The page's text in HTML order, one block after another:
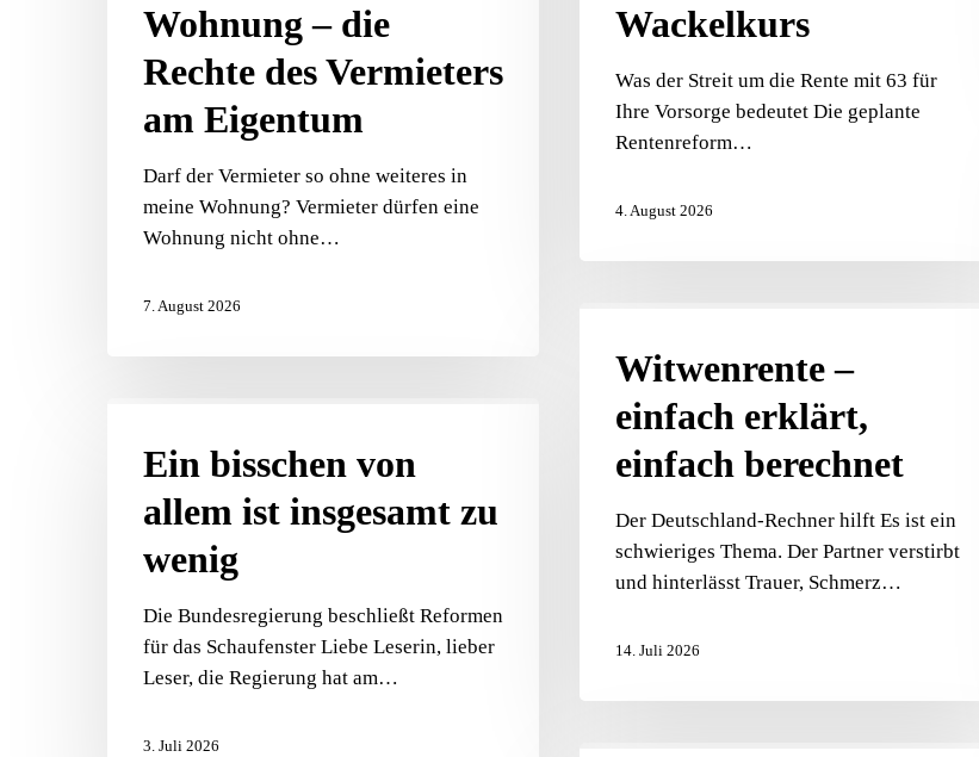
Wohnung – die
Rechte des Vermieters
am Eigentum
Darf der Vermieter so ohne weiteres in
meine Wohnung? Vermieter dürfen eine
Wohnung nicht ohne…
7. August 2026
Wackelkurs
Was der Streit um die Rente mit 63 für
Ihre Vorsorge bedeutet Die geplante
Rentenreform…
4. August 2026
einfach
erklärt,
berechnet
Witwenrente –
einfach erklärt,
einfach berechnet
Der Deutschland-Rechner hilft Es ist ein
schwieriges Thema. Der Partner verstirbt
und hinterlässt Trauer, Schmerz…
14. Juli 2026
allem
insgesamt
wenig
Ein bisschen von
allem ist insgesamt zu
wenig
Die Bundesregierung beschließt Reformen
für das Schaufenster Liebe Leserin, lieber
Leser, die Regierung hat am…
3. Juli 2026